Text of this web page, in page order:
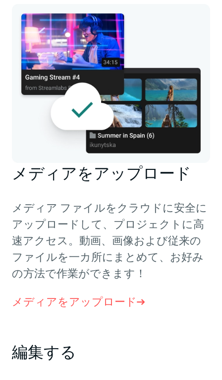
メディアをアップロード
メディア ファイルをクラウドに安全に
アップロードして、プロジェクトに高
速アクセス。動画、画像および従来の
ファイルを一カ所にまとめて、お好み
の方法で作業ができます！
メディアをアップロード
編集する